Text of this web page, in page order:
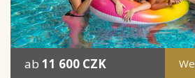
ab 11 600 CZK